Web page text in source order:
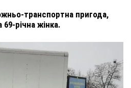
транспортна пригода,
69-річна жінка.